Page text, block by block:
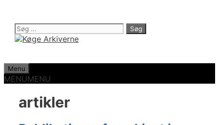
indhold
Søg
efter:
Menu
MENUMENU
artikler